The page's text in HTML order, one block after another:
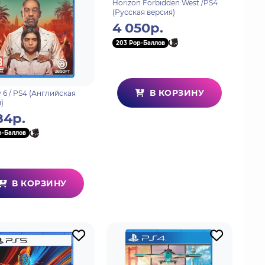
6 / PS4 (Английская
Баллов
В КОРЗИНУ
Horizon Forbidden West /PS4
(Русская версия)
4 050р.
203 Pop-Баллов
В КОРЗИНУ